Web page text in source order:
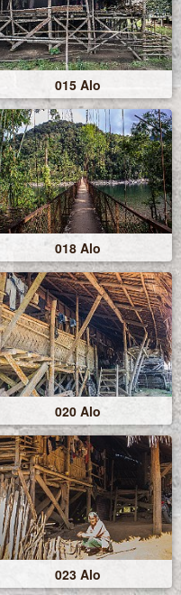
015 Alo
018 Alo
020 Alo
023 Alo